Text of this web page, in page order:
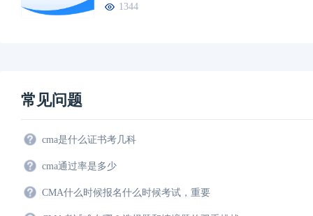
1344
常见问题
cma是什么证书考几科
cma通过率是多少
CMA什么时候报名什么时候考试，重要